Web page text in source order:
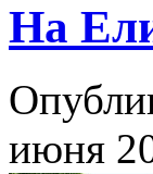
На
июня